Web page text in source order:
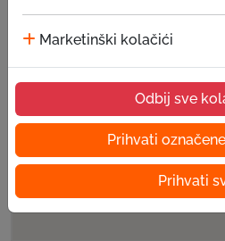
Marketinški kolačići
Odbij sve
Prihvati
Prihvati